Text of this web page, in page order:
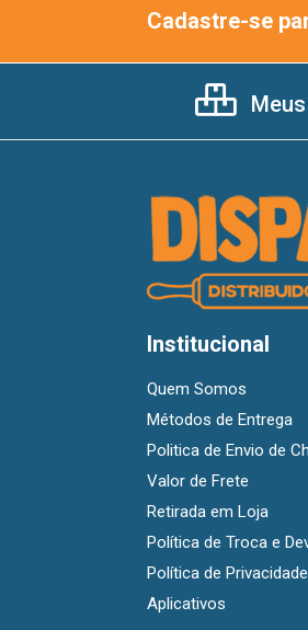
Cadastre-se
Institucional
Quem Somos
Métodos de Entrega
Politica de Envio de
Valor de Frete
Retirada em Loja
Política de Troca e
Política de
Aplicativos